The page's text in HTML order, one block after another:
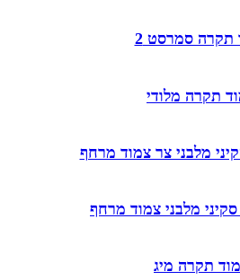
תקרה סמרסט 2
תקרה מלודי
מלבני צר צמוד מרחף
מלבני צמוד מרחף
תקרה מיג